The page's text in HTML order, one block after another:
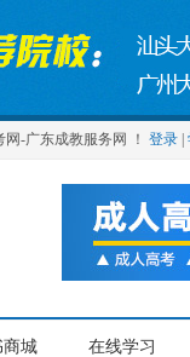
-广东成教服务网 ！ 登录
商城 在线学习